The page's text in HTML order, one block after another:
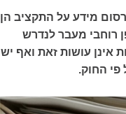
מידע על התקציב הן
רוחבי מעבר לנדרש
אינן עושות זאת ואף יש
פי החוק.